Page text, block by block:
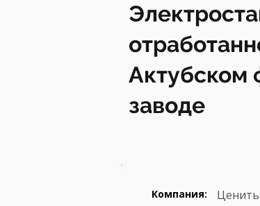
Актубском
заводе
Компания: Ценить